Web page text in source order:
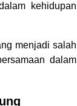
kehidupan
menjadi salah
dalam